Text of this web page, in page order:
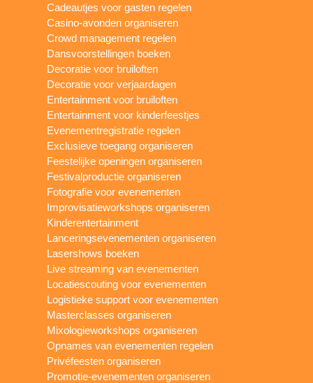
Cadeautjes voor gasten regelen
Casino-avonden organiseren
Crowd management regelen
Dansvoorstellingen boeken
Decoratie voor bruiloften
Decoratie voor verjaardagen
Entertainment voor bruiloften
Entertainment voor kinderfeestjes
Evenementregistratie regelen
Exclusieve toegang organiseren
Feestelijke openingen organiseren
Festivalproductie organiseren
Fotografie voor evenementen
Improvisatieworkshops organiseren
Kinderentertainment
Lanceringsevenementen organiseren
Lasershows boeken
Live streaming van evenementen
Locatiescouting voor evenementen
Logistieke support voor evenementen
Masterclasses organiseren
Mixologieworkshops organiseren
Opnames van evenementen regelen
Privéfeesten organiseren
Promotie-evenementen organiseren